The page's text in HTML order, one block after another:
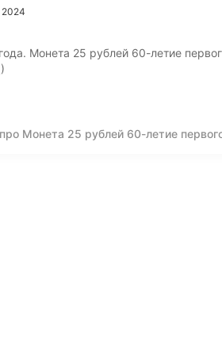
2024
Монета 25 рублей 60-летие
Монета 25 рублей 60-летие